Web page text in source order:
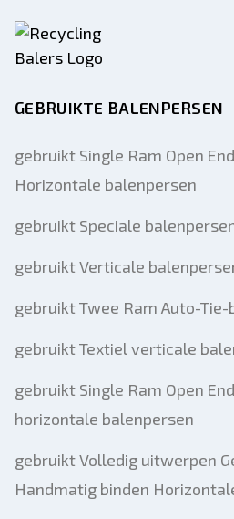
GEBRUIKTE BALENPERSEN
gebruikt Single Ram Open
Horizontale balenpersen
gebruikt Speciale
gebruikt Verticale
gebruikt Twee Ram Auto-
gebruikt Textiel verticale
gebruikt Single Ram Open
horizontale balenpersen
gebruikt Volledig uitwerpen
Handmatig binden